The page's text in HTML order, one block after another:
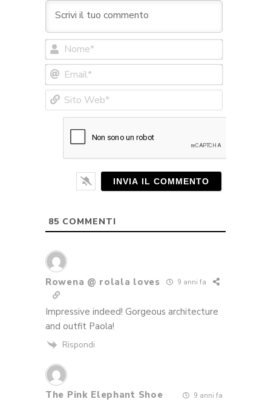
Nome*
Web*
85 COMMENTI
Rowena @ rolala loves 9 anni fa
Impressive indeed! Gorgeous architecture
and outfit Paola!
Rispondi
The Pink Elephant Shoe 9 anni fa